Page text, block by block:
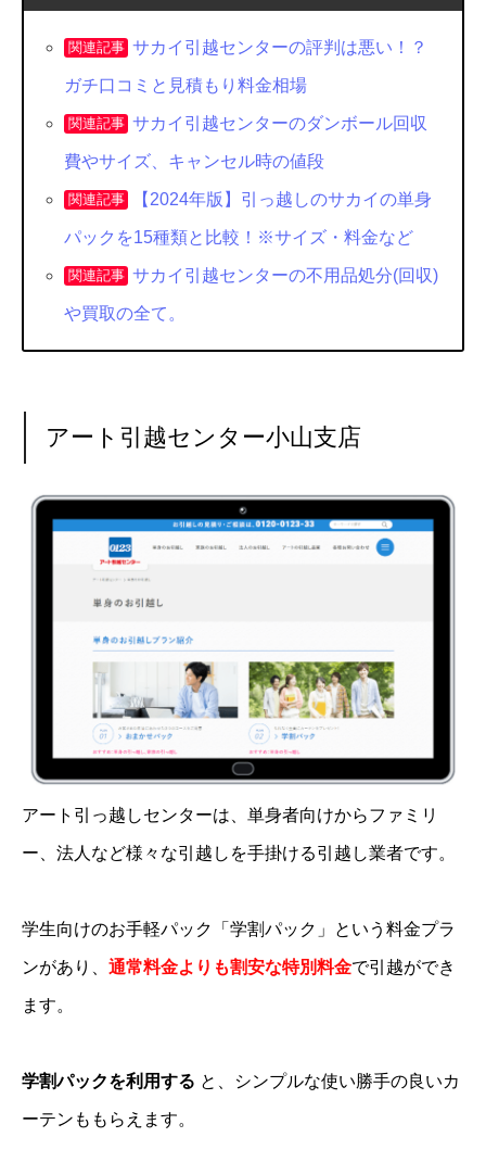
関連記事 サカイ引越センターの評判は悪い！？
ガチ口コミと見積もり料金相場
関連記事 サカイ引越センターのダンボール回収
費やサイズ、キャンセル時の値段
関連記事 【2024年版】引っ越しのサカイの単身
パックを15種類と比較！※サイズ・料金など
関連記事 サカイ引越センターの不用品処分(回収)
や買取の全て。
アート引越センター小山支店
アート引っ越しセンターは、単身者向けからファミリ
ー、法人など様々な引越しを手掛ける引越し業者です。
学生向けのお手軽パック「学割パック」という料金プラ
ンがあり、 通常料金よりも割安な特別料金で引越ができ
ます。
学割パックを利用する と、シンプルな使い勝手の良いカ
ーテンももらえます。